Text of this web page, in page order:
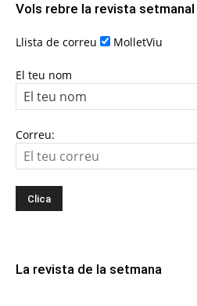
Vols rebre la revista
Llista de correu MolletViu
El teu nom
Correu:
La revista de la setmana